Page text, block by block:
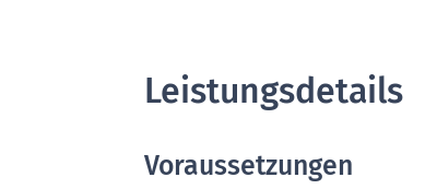
Leistungsdetails
Voraussetzungen